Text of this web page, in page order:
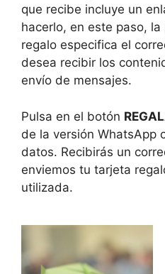
que recibe incluye un
hacerlo, en este paso,
regalo especifica el
desea recibir los
envío de mensajes.
Pulsa en el botón
de la versión WhatsApp
datos. Recibirás un
enviemos tu tarjeta
utilizada.